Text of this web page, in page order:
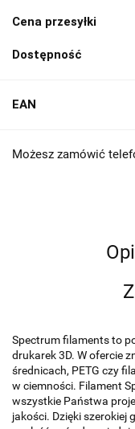
Cena przesyłki
Dostępność
EAN
Możesz zamówić
Spectrum filaments to
drukarek 3D. W ofercie
średnicach, PETG czy
w ciemności. Filament
wszystkie Państwa
jakości. Dzięki szerokiej